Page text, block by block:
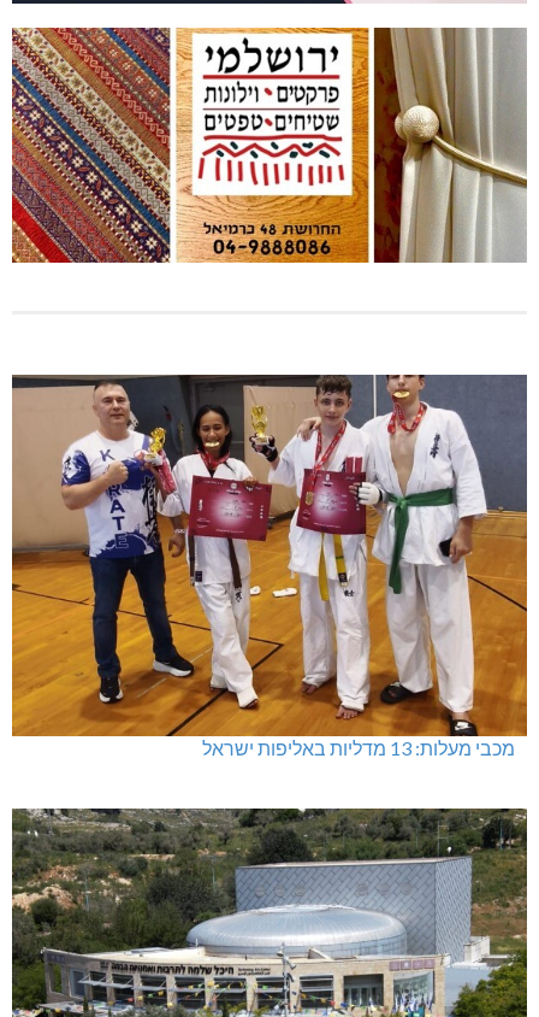
מכבי מעלות: 13 מדליות באליפות ישראל